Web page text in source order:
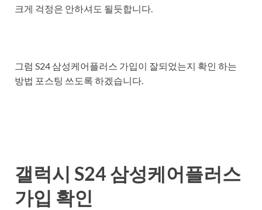
크게 걱정은 안하셔도 될듯합니다.
그럼 S24 삼성케어플러스 가입이 잘되었는지 확인 하는
방법 포스팅 쓰도록 하겠습니다.
갤럭시 S24 삼성케어플러스
가입 확인